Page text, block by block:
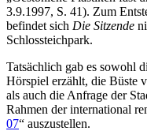
3.9.1997, S. 41). Zum
befindet sich Die Sitzende
Schlossteichpark.
Tatsächlich gab es sowohl
Hörspiel erzählt, die Büste
als auch die Anfrage der
Rahmen der international
07“ auszustellen.